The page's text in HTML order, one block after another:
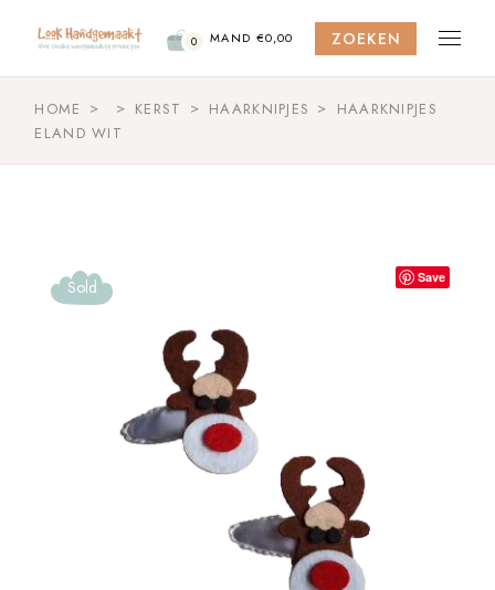
content
0 MAND €0,00 ZOEKEN
HOME KERST HAARKNIPJES
HAARKNIPJES
ELAND WIT
Sold Save